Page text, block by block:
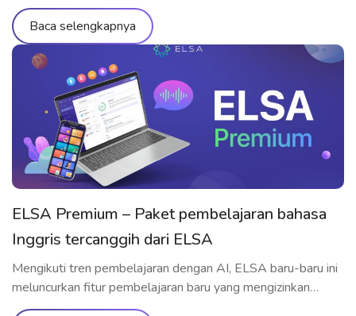
saja yang termasuk dalam paket pembelajaran ini? Mengapa
ELSA Premium cocok untuk pekerja? Yuk cari tahu melalui
artikel berikut ini!
Baca selengkapnya
ELSA Premium – Paket pembelajaran bahasa
Inggris tercanggih dari ELSA
Mengikuti tren pembelajaran dengan AI, ELSA baru-baru ini
meluncurkan fitur pembelajaran baru yang mengizinkan
pembelajar berlatih berbicara langsung dengan AI – ELSA